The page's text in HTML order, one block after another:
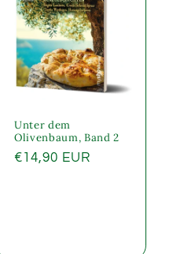
Unter dem
Olivenbaum, Band 2
Normaler
€14,90 EUR